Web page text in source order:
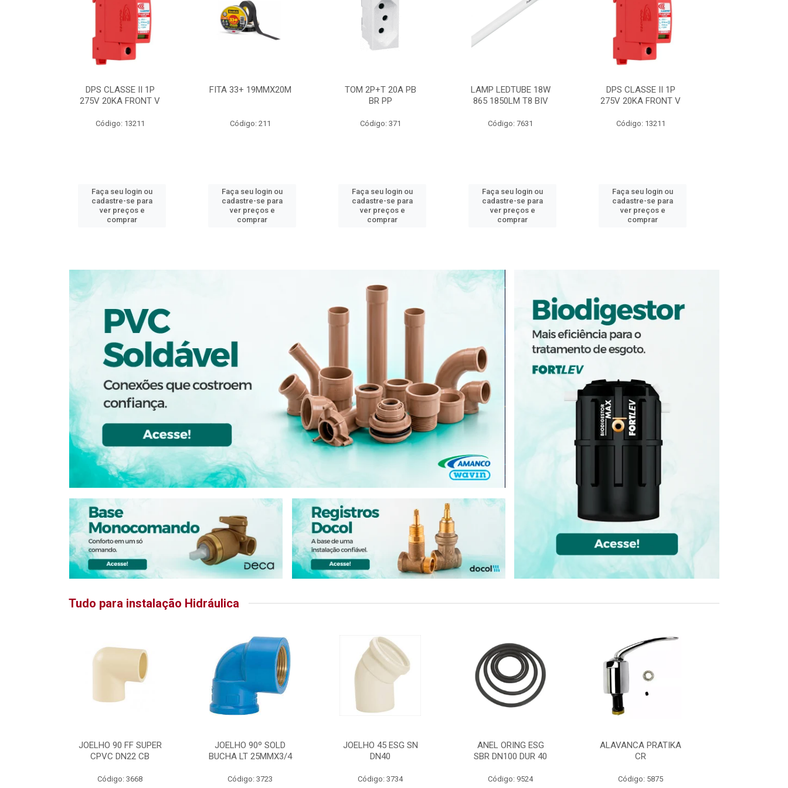
DPS CLASSE II 1P
275V 20KA FRONT V
Código: 13211
Faça seu login ou
cadastre-se para
ver preços e
comprar
FITA 33+ 19MMX20M
Código: 211
Faça seu login ou
cadastre-se para
ver preços e
comprar
TOM 2P+T 20A PB
BR PP
Código: 371
Faça seu login ou
cadastre-se para
ver preços e
comprar
LAMP LEDTUBE 18W
865 1850LM T8 BIV
Código: 7631
Faça seu login ou
cadastre-se para
ver preços e
comprar
DPS CLASSE II 1P
275V 20KA FRONT V
Código: 13211
Faça seu login ou
cadastre-se para
ver preços e
comprar
Tudo para instalação Hidráulica
JOELHO 90 FF SUPER
CPVC DN22 CB
Código: 3668
JOELHO 90º SOLD
BUCHA LT 25MMX3/4
Código: 3723
JOELHO 45 ESG SN
DN40
Código: 3734
ANEL ORING ESG
SBR DN100 DUR 40
Código: 9524
ALAVANCA PRATIKA
CR
Código: 5875